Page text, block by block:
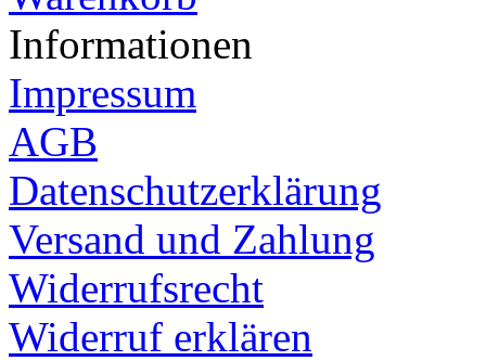
Informationen
Impressum
AGB
Datenschutzerklärung
Versand und Zahlung
Widerrufsrecht
Widerruf erklären